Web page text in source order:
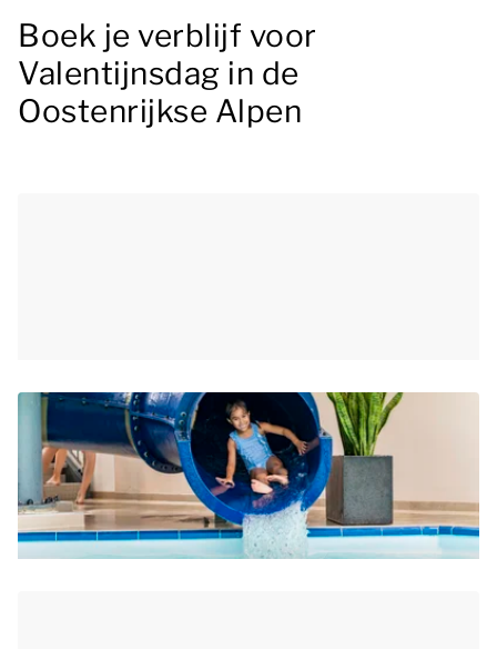
Boek je verblijf voor
Valentijnsdag in de
Oostenrijkse Alpen